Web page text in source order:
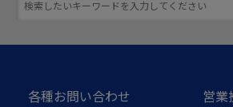
スマート加工セルコントローラ
各種お問い合わせ
営業